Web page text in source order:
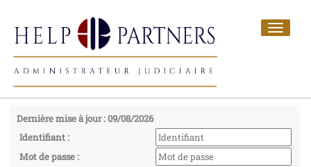
Toggle
Dernière mise à jour : 09/08/2026
Identifiant :
Mot de passe :